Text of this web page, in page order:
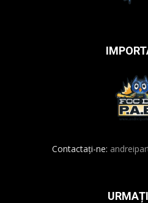
Contactați-ne: